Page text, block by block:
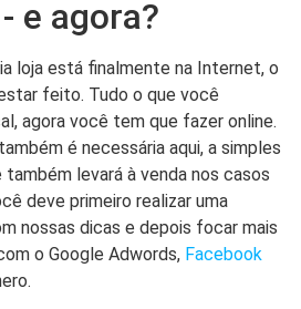
e agora?
loja está finalmente na Internet, o
feito. Tudo o que você
agora você tem que fazer online.
é necessária aqui, a simples
levará à venda nos casos
deve primeiro realizar uma
nossas dicas e depois focar mais
o Google Adwords, Facebook